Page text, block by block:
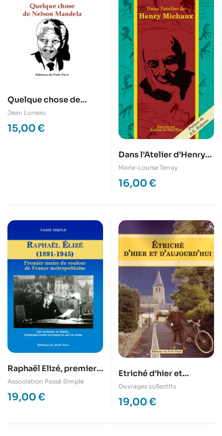
Quelque chose de
Nelson Mandela
Jean Luneau
15,00 €
Dans l’Atelier d’Henry
Michaux
Marie-Louise Terray
16,00 €
Raphaël Elizé, premier
maire de couleur de la
France métropolitaine
Association Passé Simple
19,00 €
Etriché d’hier et
d’aujourd’hui
Ouvrages collectifs
19,00 €